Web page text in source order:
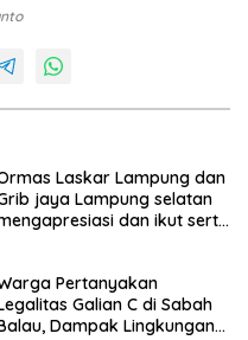
Laskar Lampung dan
jaya Lampung selatan
dan ikut serta
pimpinan cabang)
Demokrat Lampung
gelar aksi bersih-
Pertanyakan
Galian C di Sabah
Dampak Lingkungan